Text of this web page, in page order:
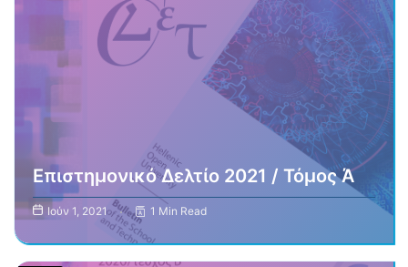
Επιστημονικό Δελτίο 2021 / Τόμος Ά
Ιούν 1, 2021 1 Min Read